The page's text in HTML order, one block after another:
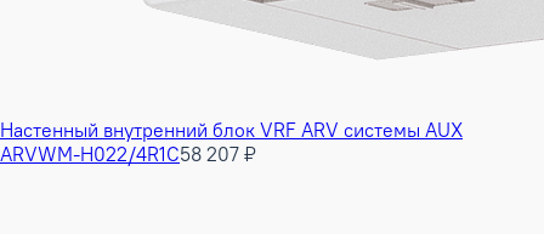
Настенный внутренний блок VRF ARV системы AUX
ARVWM-H022/4R1C58 207 ₽